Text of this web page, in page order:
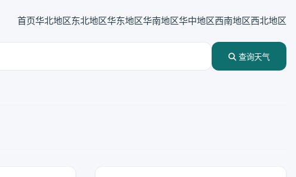
首页华北地区东北地区华东地区华南地区华中地区西南地区西北地区
查询天气